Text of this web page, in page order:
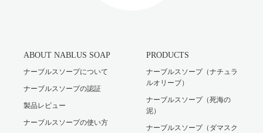
ABOUT NABLUS SOAP
ナーブルスソープについて
ナーブルスソープの認証
製品レビュー
ナーブルスソープの使い方
PRODUCTS
ナーブルスソープ（ナチュラ
ルオリーブ）
ナーブルスソープ（死海の
泥）
ナーブルスソープ（ダマスク